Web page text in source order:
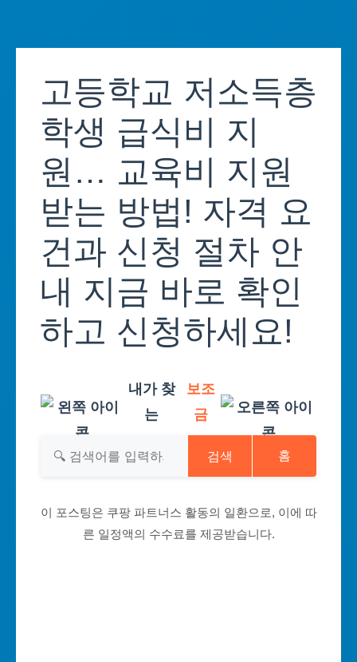
content고등학교 저소득층
학생 급식비 지
원… 교육비 지원
받는 방법! 자격 요
건과 신청 절차 안
내 지금 바로 확인
하고 신청하세요!
내가 찾
는
보조
금
검색 홈
이 포스팅은 쿠팡 파트너스 활동의 일환으로, 이에 따
른 일정액의 수수료를 제공받습니다.